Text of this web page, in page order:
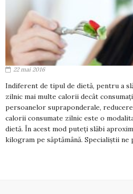
22 mai 2016
Indiferent de tipul de dietă, pentru a
zilnic mai multe calorii decât
persoanelor supraponderale,
calorii consumate zilnic este o
dietă. În acest mod puteți slăbi
kilogram pe săptămână. Specialiștii